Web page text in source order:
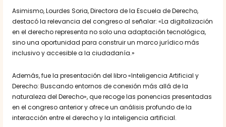
Asimismo, Lourdes Soria, Directora de la Escuela de Derecho,
destacó la relevancia del congreso al señalar: «La digitalización
en el derecho representa no solo una adaptación tecnológica,
sino una oportunidad para construir un marco jurídico más
inclusivo y accesible a la ciudadanía.»
Además, fue la presentación del libro «Inteligencia Artificial y
Derecho: Buscando entornos de conexión más allá de la
naturaleza del Derecho», que recoge las ponencias presentadas
en el congreso anterior y ofrece un análisis profundo de la
interacción entre el derecho y la inteligencia artificial.